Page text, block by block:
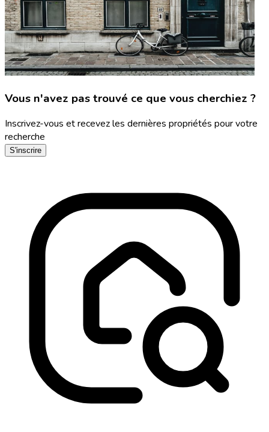
Vous n'avez pas trouvé ce que vous cherchiez ?
Inscrivez-vous et recevez les dernières propriétés pour votre
recherche
S'inscrire